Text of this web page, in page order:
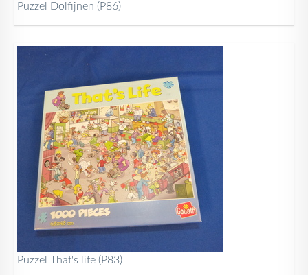
Puzzel Dolfijnen (P86)
Puzzel That's life (P83)